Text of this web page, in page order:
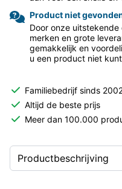
Product niet
Door onze
merken en grote
gemakkelijk en
u een product niet
Familiebedrijf sinds
Altijd de beste prijs
Meer dan 100.000